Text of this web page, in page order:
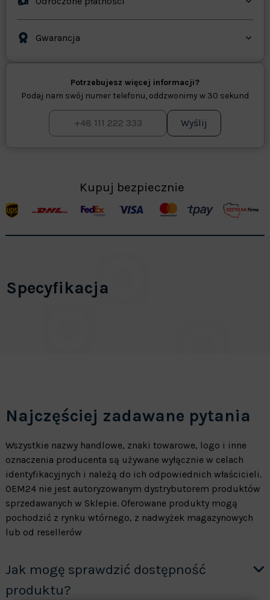
Gwarancja
Potrzebujesz więcej informacji?
Podaj nam swój numer telefonu, oddzwonimy w 30 sekund
Wyślij
Kupuj bezpiecznie
Specyfikacja
Najczęściej zadawane pytania
Wszystkie nazwy handlowe, znaki towarowe, logo i inne
oznaczenia producenta są używane wyłącznie w celach
identyfikacyjnych i należą do ich odpowiednich właścicieli.
OEM24 nie jest autoryzowanym dystrybutorem produktów
sprzedawanych w Sklepie. Oferowane produkty mogą
pochodzić z rynku wtórnego, z nadwyżek magazynowych
lub od resellerów
Jak mogę sprawdzić dostępność
produktu?